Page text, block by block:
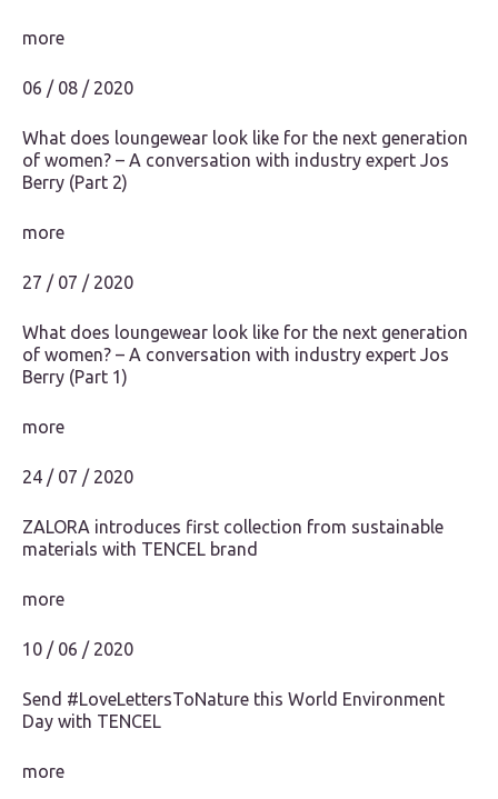
more
06 / 08 / 2020
What does loungewear look like for the next generation
of women? – A conversation with industry expert Jos
Berry (Part 2)
more
27 / 07 / 2020
What does loungewear look like for the next generation
of women? – A conversation with industry expert Jos
Berry (Part 1)
more
24 / 07 / 2020
ZALORA introduces first collection from sustainable
materials with TENCEL brand
more
10 / 06 / 2020
Send #LoveLettersToNature this World Environment
Day with TENCEL️
more